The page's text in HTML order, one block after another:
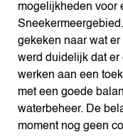
mogelijkheden voor
gekeken naar wat
werd duidelijk dat er
werken aan een
met een goede
waterbeheer. De
moment nog geen